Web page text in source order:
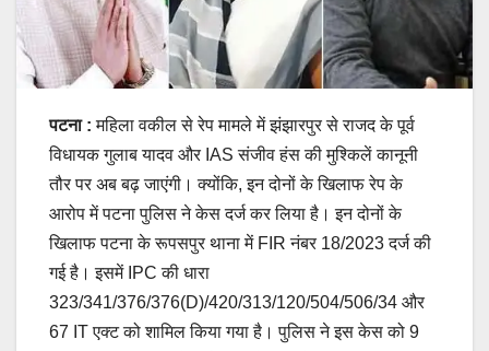
पटना : महिला वकील से रेप मामले में झंझारपुर से राजद के पूर्व
विधायक गुलाब यादव और IAS संजीव हंस की मुश्किलें कानूनी
तौर पर अब बढ़ जाएंगी। क्योंकि, इन दोनों के खिलाफ रेप के
आरोप में पटना पुलिस ने केस दर्ज कर लिया है। इन दोनों के
खिलाफ पटना के रूपसपुर थाना में FIR नंबर 18/2023 दर्ज की
गई है। इसमें IPC की धारा
323/341/376/376(D)/420/313/120/504/506/34 और
67 IT एक्ट को शामिल किया गया है। पुलिस ने इस केस को 9